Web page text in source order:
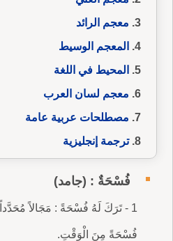
معجم الرائد
المعجم الوسيط
المحيط في اللغة
معجم لسان العرب
مصطلحات عربية عامة
ترجمة إنجليزية
فُسْحَةٌ : (جامد)
1 - تَرَكَ لَهُ فُسْحَةً : مَجَالاً
فُسْحَةً مِنَ الْوَقْتِ.